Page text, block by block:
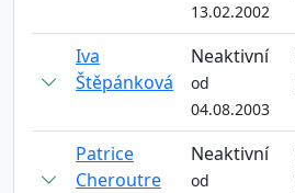
13.02.2002
Iva
Štěpánková
Neaktivní
od
04.08.2003
Patrice
Cheroutre
Neaktivní
od